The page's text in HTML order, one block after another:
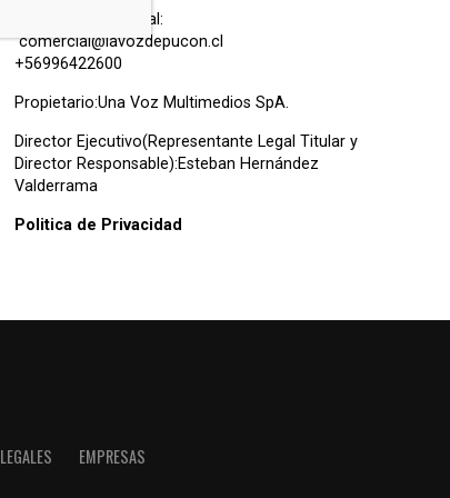
Contacto Comercial:
comercial@lavozdepucon.cl
+56996422600
Propietario:Una Voz Multimedios SpA.
Director Ejecutivo(Representante Legal Titular y
Director Responsable):Esteban Hernández
Valderrama
Politica de Privacidad
LEGALES EMPRESAS